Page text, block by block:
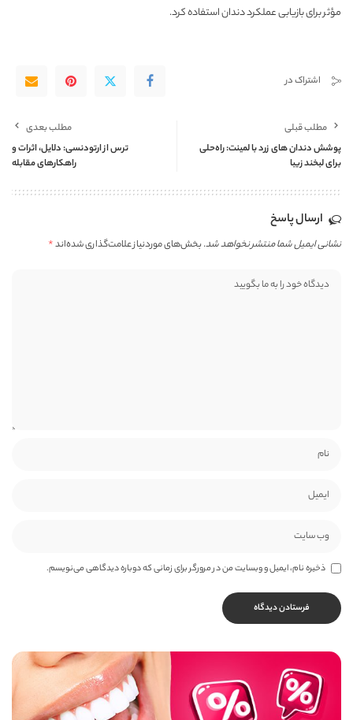
مؤثر برای بازیابی عملکرد دندان استفاده کرد.
اشتراک در
مطلب قبلی
پوشش دندان های زرد با لمینت: راه‌حلی
برای لبخند زیبا
مطلب بعدی
ترس از ارتودنسی: دلایل، اثرات و
راهکارهای مقابله
ارسال پاسخ
نشانی ایمیل شما منتشر نخواهد شد.بخش‌های موردنیاز علامت‌گذاری شده‌اند*
ذخیره نام، ایمیل و وبسایت من در مرورگر برای زمانی که دوباره دیدگاهی می‌نویسم.